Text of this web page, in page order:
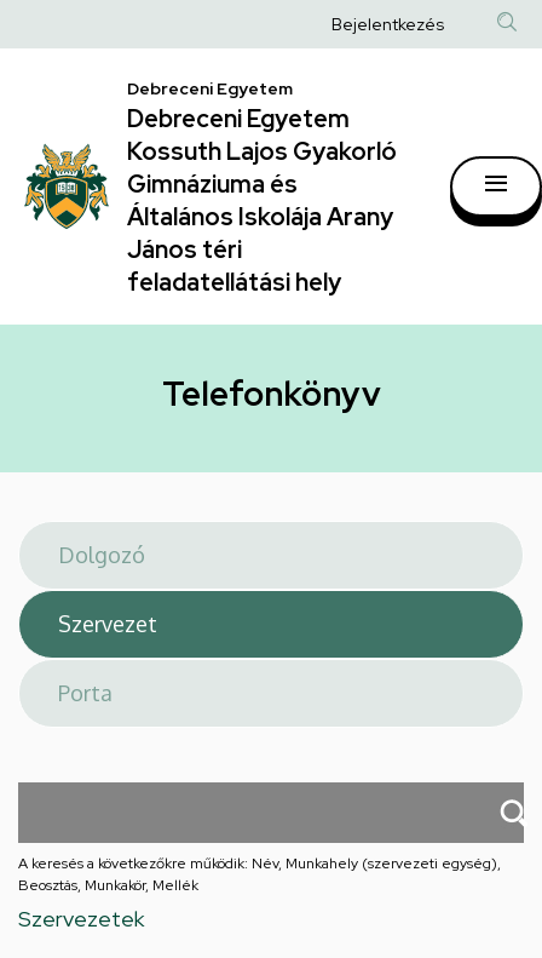
|
Debreceni
Egyetem
Kossuth
Lajos
Gyakorló
Általános
Arany
János
téri
feladatellátási
hely
a
Anonim
fiók
menüje
Bejelentkezés
Debreceni Egyetem
Debreceni Egyetem
Kossuth Lajos Gyakorló
Gimnáziuma és
Általános Iskolája Arany
János téri
feladatellátási hely
Telefonkönyv
A keresés a következőkre működik: Név, Munkahely (szervezeti egység),
Beosztás, Munkakör, Mellék
Szervezetek